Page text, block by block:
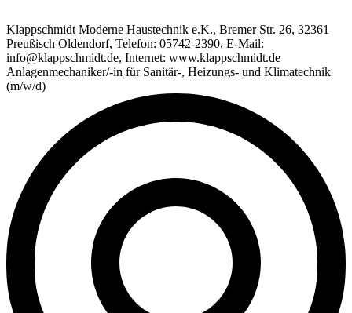
Klappschmidt Moderne Haustechnik e.K., Bremer Str. 26, 32361
Preußisch Oldendorf, Telefon: 05742-2390, E-Mail:
info@klappschmidt.de, Internet: www.klappschmidt.de
Anlagenmechaniker/-in für Sanitär-, Heizungs- und Klimatechnik
(m/w/d)